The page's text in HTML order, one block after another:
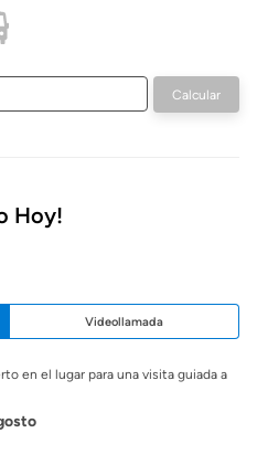
Hoy!
Videollamada
en el lugar para una visita guiada a